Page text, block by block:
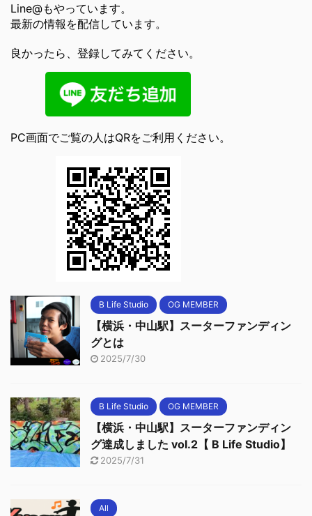
Line@もやっています。
最新の情報を配信しています。
良かったら、登録してみてください。
PC画面でご覧の人はQRをご利用ください。
B Life Studio OG MEMBER
【横浜・中山駅】スーターファンディン
グとは
2025/7/30
B Life Studio OG MEMBER
【横浜・中山駅】スーターファンディン
グ達成しました vol.2【 B Life Studio】
2025/7/31
All